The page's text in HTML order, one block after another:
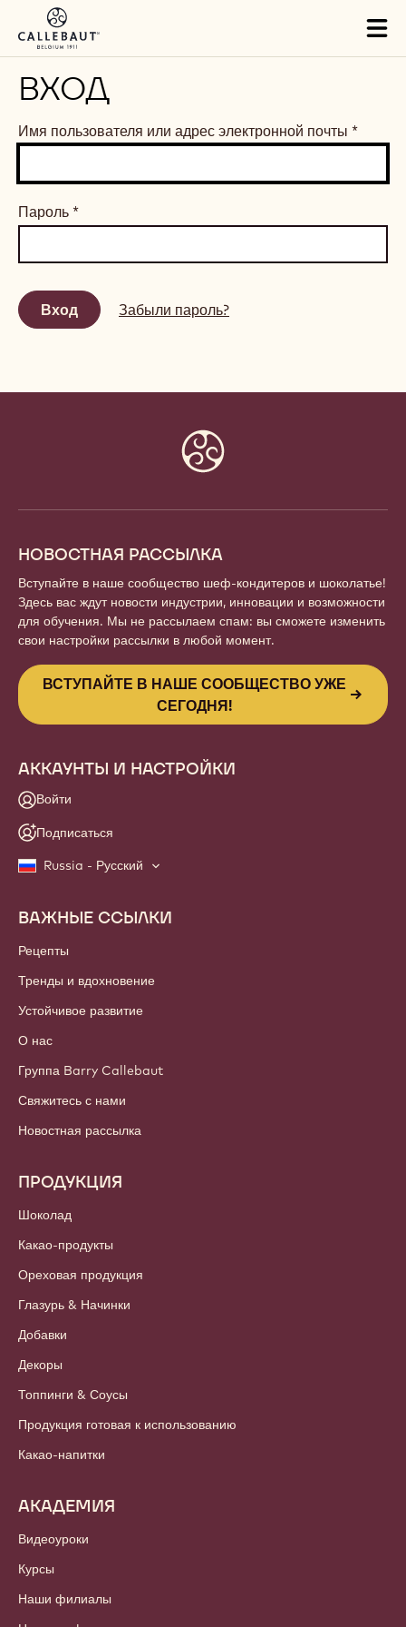
Skip to main content
ВХОД
Имя пользователя или адрес электронной почты *
Пароль *
Забыли пароль?
НОВОСТНАЯ РАССЫЛКА
Вступайте в наше сообщество шеф-кондитеров и шоколатье!
Здесь вас ждут новости индустрии, инновации и возможности
для обучения. Мы не рассылаем спам: вы сможете изменить
свои настройки рассылки в любой момент.
ВСТУПАЙТЕ В НАШЕ СООБЩЕСТВО УЖЕ
СЕГОДНЯ!
АККАУНТЫ И НАСТРОЙКИ
Войти
Подписаться
Russia - Русский
Footer
Callebaut
ВАЖНЫЕ ССЫЛКИ
Рецепты
Тренды и вдохновение
Устойчивое развитие
О нас
Группа Barry Callebaut
Свяжитесь с нами
Новостная рассылка
ПРОДУКЦИЯ
Шоколад
Какао-продукты
Ореховая продукция
Глазурь & Начинки
Добавки
Декоры
Топпинги & Соусы
Продукция готовая к использованию
Какао-напитки
АКАДЕМИЯ
Видеоуроки
Курсы
Наши филиалы